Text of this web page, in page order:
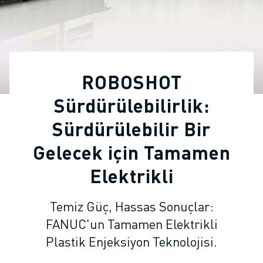
ENDÜSTRIYEL ROBOTLAR
İŞBIRLIKÇI ROBOTLAR
ROBOT KONTROLÖRLERI
SIMÜLASYON YAZILIMI
EĞITIM AMAÇLI ROBOTIK ÜRÜNLERI
ROBOT OTOMASYONU
ARK KAYNAK ROBOTLARI
EKLEMLI ROBOTLAR
DELTA ROBOTLAR
GIDA VE TEMIZ ODA ROBOTLARI
BOYA ROBOTLARI
ROBOSHOT
Sürdürülebilirlik:
Sürdürülebilir Bir
Gelecek için Tamamen
Elektrikli
Temiz Güç, Hassas Sonuçlar:
FANUC'un Tamamen Elektrikli
Plastik Enjeksiyon Teknolojisi.